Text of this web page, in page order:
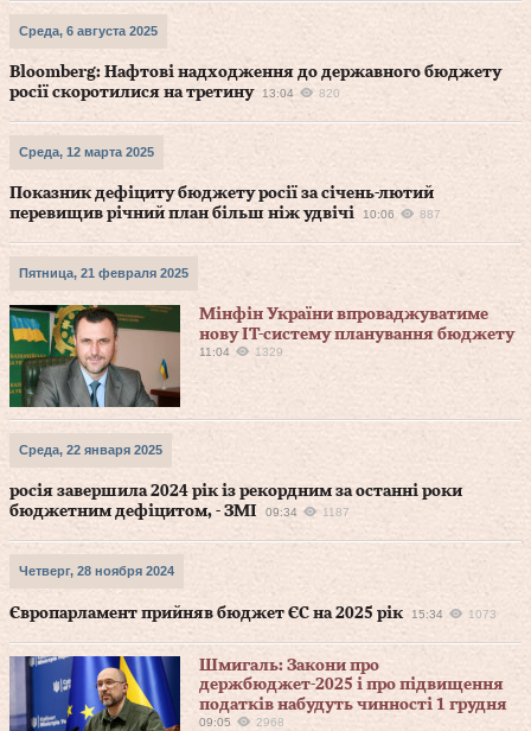
Среда, 6 августа 2025
Bloomberg: Нафтові надходження до державного бюджету
росії скоротилися на третину
13:04 820
Среда, 12 марта 2025
Показник дефіциту бюджету росії за січень-лютий
перевищив річний план більш ніж удвічі
10:06 887
Пятница, 21 февраля 2025
Мінфін України впроваджуватиме
нову IT-систему планування бюджету
11:04 1329
Среда, 22 января 2025
росія завершила 2024 рік із рекордним за останні роки
бюджетним дефіцитом, - ЗМІ
09:34 1187
Четверг, 28 ноября 2024
Європарламент прийняв бюджет ЄС на 2025 рік 15:34 1073
Шмигаль: Закони про
держбюджет-2025 і про підвищення
податків набудуть чинності 1 грудня
09:05 2968